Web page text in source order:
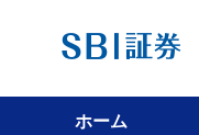
ホーム